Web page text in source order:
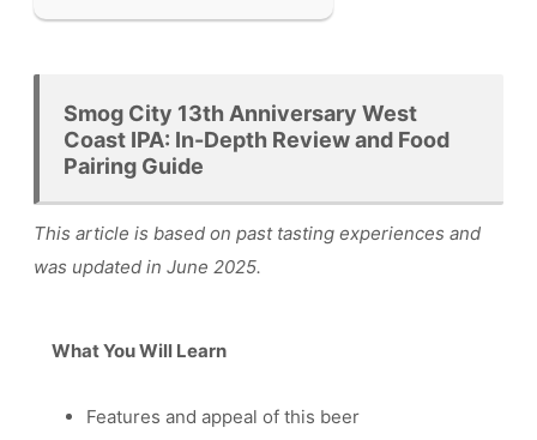
Smog City 13th Anniversary West
Coast IPA: In-Depth Review and Food
Pairing Guide
This article is based on past tasting experiences and
was updated in June 2025.
What You Will Learn
Features and appeal of this beer